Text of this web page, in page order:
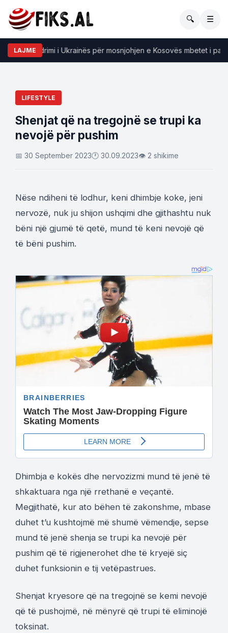
🔍 ☰
LAJME
Qëndrimi i Ukrainës për mosnjohjen e Kosovës mbetet i
LIFESTYLE
Shenjat që na tregojnë se trupi ka
nevojë për pushim
📅 30 September 2023🕐 30.09.2023👁 2 shikime
Nëse ndiheni të lodhur, keni dhimbje koke, jeni
nervozë, nuk ju shijon ushqimi dhe gjithashtu nuk
bëni një gjumë të qetë, mund të keni nevojë që
të bëni pushim.
Dhimbja e kokës dhe nervozizmi mund të jenë të
shkaktuara nga një rrethanë e veçantë.
Megjithatë, kur ato bëhen të zakonshme, mbase
duhet t’u kushtojmë më shumë vëmendje, sepse
mund të jenë shenja se trupi ka nevojë për
pushim që të rigjenerohet dhe të kryejë siç
duhet funksionin e tij vetëpastrues.
Shenjat kryesore që na tregojnë se kemi nevojë
që të pushojmë, në mënyrë që trupi të eliminojë
toksinat.